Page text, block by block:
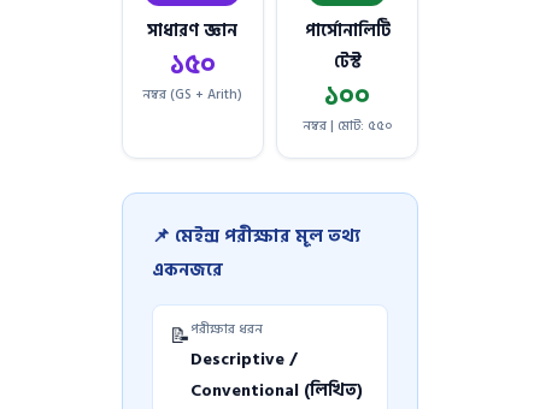
সাধারণ জ্ঞান
১৫০
নম্বর (GS + Arith)
পার্সোনালিটি
টেস্ট
১০০
নম্বর | মোট: ৫৫০
📌 মেইন্স পরীক্ষার মূল তথ্য
একনজরে
📝পরীক্ষার ধরন
Descriptive /
Conventional (লিখিত)